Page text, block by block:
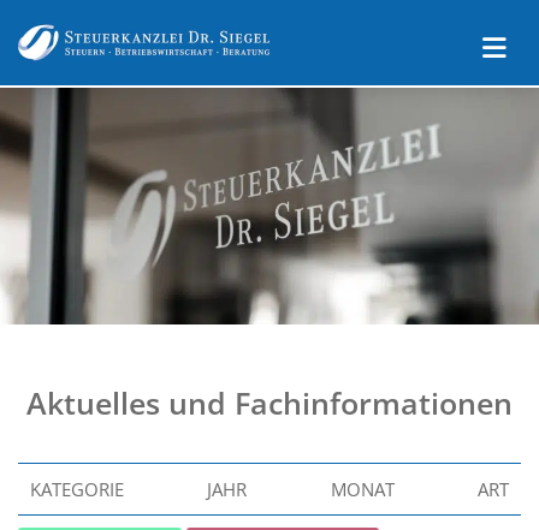
Aktuelles und Fachinformationen
KATEGORIE JAHR MONAT ART